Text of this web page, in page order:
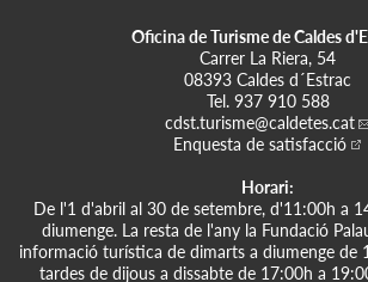
Oficina de Turisme de Caldes
Carrer La Riera, 54
08393 Caldes d´Estrac
Tel. 937 910 588
cdst.turisme@caldetes.cat
Enquesta de satisfacció
Horari:
De l'1 d'abril al 30 de setembre, d'11:00h a
diumenge. La resta de l'any la Fundació
informació turística de dimarts a diumenge de
tardes de dijous a dissabte de 17:00h a